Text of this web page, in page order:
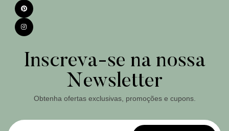
Inscreva-se na nossa
Newsletter
Obtenha ofertas exclusivas, promoções e cupons.